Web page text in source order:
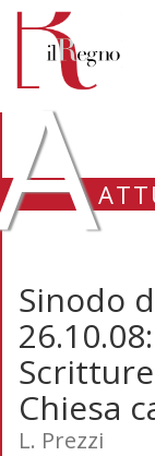
Sinodo
Chiesa
L. Prezzi